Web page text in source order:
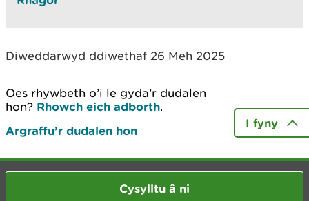
Diweddarwyd ddiwethaf 26 Meh 2025
Oes rhywbeth o’i le gyda’r dudalen
hon? Rhowch eich adborth.
Argraffu’r dudalen hon
I fyny
Cysylltu â ni